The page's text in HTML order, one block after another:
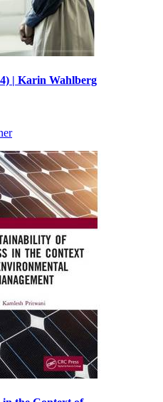
| Karin Wahlberg